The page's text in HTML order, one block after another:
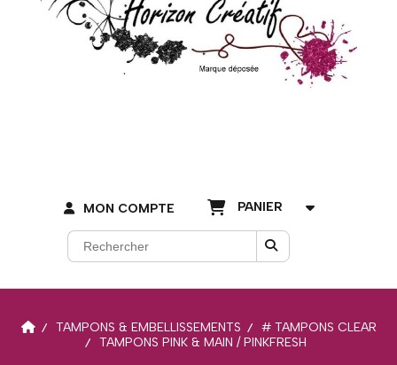
MON COMPTE PANIER
TAMPONS & EMBELLISSEMENTS
# TAMPONS CLEAR
TAMPONS PINK & MAIN / PINKFRESH